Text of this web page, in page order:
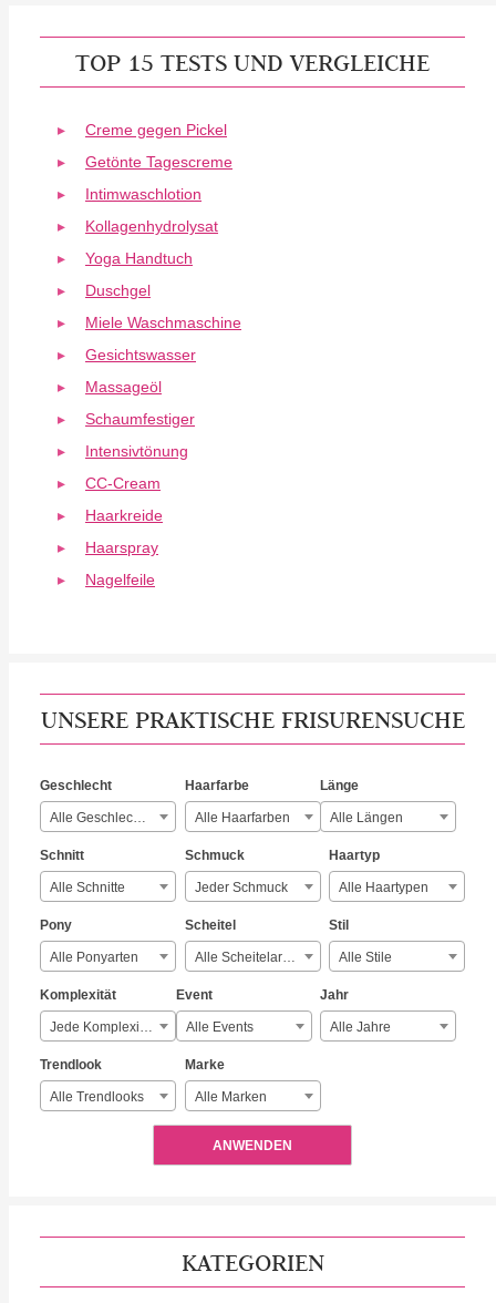
TOP 15 TESTS UND VERGLEICHE
Creme gegen Pickel
Getönte Tagescreme
Intimwaschlotion
Kollagenhydrolysat
Yoga Handtuch
Duschgel
Miele Waschmaschine
Gesichtswasser
Massageöl
Schaumfestiger
Intensivtönung
CC-Cream
Haarkreide
Haarspray
Nagelfeile
UNSERE PRAKTISCHE FRISURENSUCHE
Geschlecht
Alle Geschlechter
Haarfarbe
Alle Haarfarben
Länge
Alle Längen
Schnitt
Alle Schnitte
Schmuck
Jeder Schmuck
Haartyp
Alle Haartypen
Pony
Alle Ponyarten
Scheitel
Alle Scheitelarten
Stil
Alle Stile
Komplexität
Jede Komplexität
Event
Alle Events
Jahr
Alle Jahre
Trendlook
Alle Trendlooks
Marke
Alle Marken
ANWENDEN
KATEGORIEN